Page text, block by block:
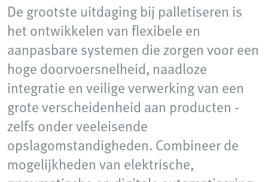
De grootste uitdaging bij palletiseren is
het ontwikkelen van flexibele en
aanpasbare systemen die zorgen voor een
hoge doorvoersnelheid, naadloze
integratie en veilige verwerking van een
grote verscheidenheid aan producten -
zelfs onder veeleisende
opslagomstandigheden. Combineer de
mogelijkheden van elektrische,